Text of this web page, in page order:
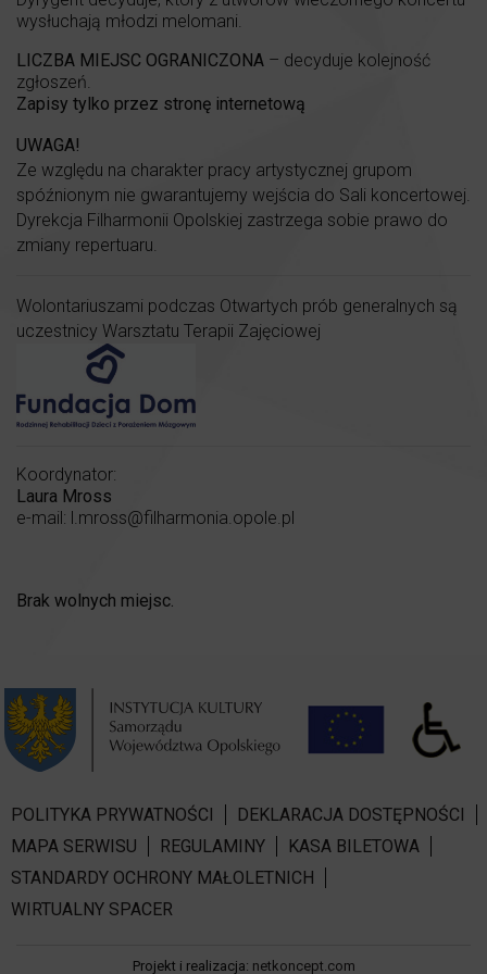
wysłuchają młodzi melomani.
LICZBA MIEJSC OGRANICZONA – decyduje kolejność
zgłoszeń.
Zapisy tylko przez stronę internetową
UWAGA!
Ze względu na charakter pracy artystycznej grupom
spóźnionym nie gwarantujemy wejścia do Sali koncertowej.
Dyrekcja Filharmonii Opolskiej zastrzega sobie prawo do
zmiany repertuaru.
Wolontariuszami podczas Otwartych prób generalnych są
uczestnicy Warsztatu Terapii Zajęciowej
Koordynator:
Laura Mross
e-mail: l.mross@filharmonia.opole.pl
Brak wolnych miejsc.
POLITYKA PRYWATNOŚCI
DEKLARACJA DOSTĘPNOŚCI
MAPA SERWISU
REGULAMINY
KASA BILETOWA
STANDARDY OCHRONY MAŁOLETNICH
WIRTUALNY SPACER
Projekt i realizacja: netkoncept.com